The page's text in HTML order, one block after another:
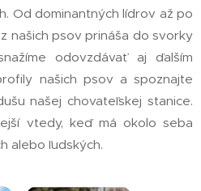
Od dominantných lídrov až po
našich psov prináša do svorky
odovzdávať aj ďalším
našich psov a spoznajte
našej chovateľskej stanice.
vtedy, keď má okolo seba
alebo ľudských.